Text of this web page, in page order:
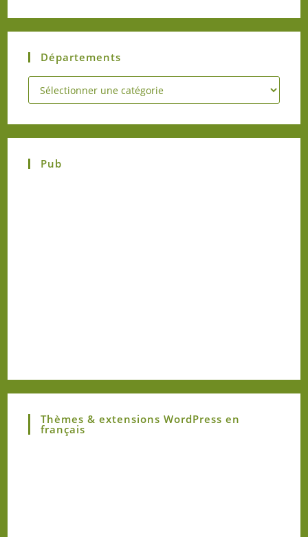
Départements
Pub
Thèmes & extensions WordPress en
français